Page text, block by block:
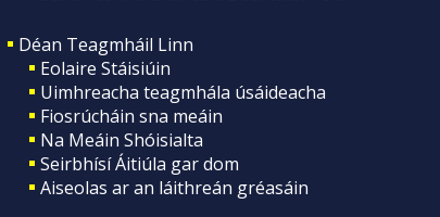
Déan Teagmháil Linn
Eolaire Stáisiúin
Uimhreacha teagmhála úsáideacha
Fiosrúcháin sna meáin
Na Meáin Shóisialta
Seirbhísí Áitiúla gar dom
Aiseolas ar an láithreán gréasáin